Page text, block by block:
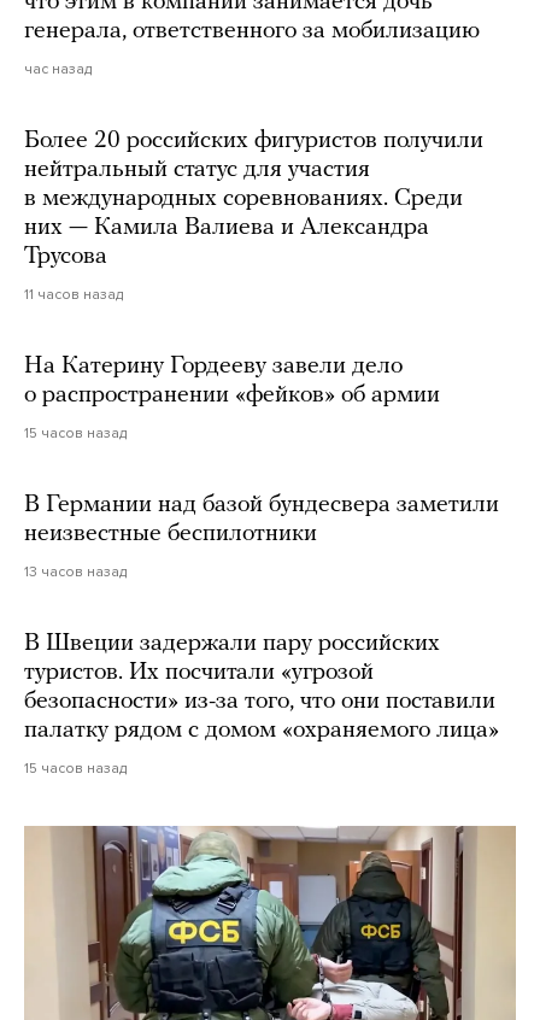
генерала, ответственного за мобилизацию
час назад
Более 20 российских фигуристов получили
нейтральный статус для участия
в международных соревнованиях. Среди
них — Камила Валиева и Александра
Трусова
11 часов назад
На Катерину Гордееву завели дело
о распространении «фейков» об армии
15 часов назад
В Германии над базой бундесвера заметили
неизвестные беспилотники
13 часов назад
В Швеции задержали пару российских
туристов. Их посчитали «угрозой
безопасности» из-за того, что они поставили
палатку рядом с домом «охраняемого лица»
15 часов назад